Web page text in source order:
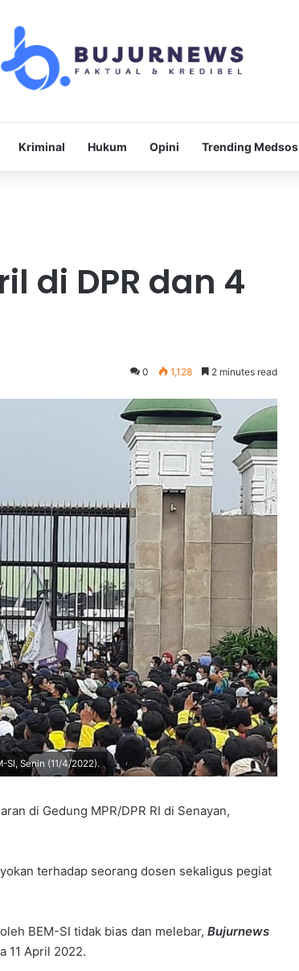
Kriminal Hukum Opini Trending Medsos
di DPR dan 4
0 1,128 2 minutes read
SI, Senin (11/4/2022).
di Gedung MPR/DPR RI di Senayan,
terhadap seorang dosen sekaligus pegiat
BEM-SI tidak bias dan melebar, Bujurnews
11 April 2022.